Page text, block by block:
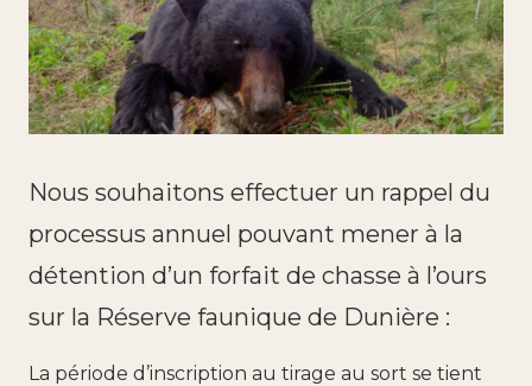
Nous souhaitons effectuer un rappel du
processus annuel pouvant mener à la
détention d’un forfait de chasse à l’ours
sur la Réserve faunique de Dunière :
La période d’inscription au tirage au sort se tient